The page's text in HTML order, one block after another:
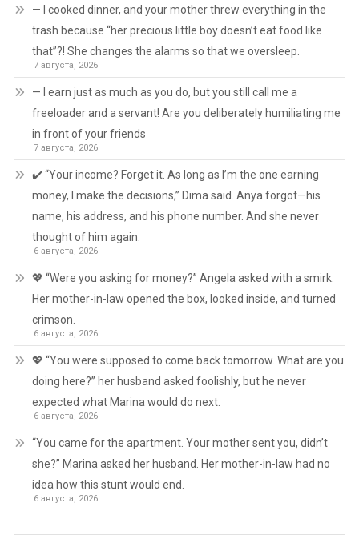
— I cooked dinner, and your mother threw everything in the
trash because “her precious little boy doesn’t eat food like
that”?! She changes the alarms so that we oversleep.
7 августа, 2026
— I earn just as much as you do, but you still call me a
freeloader and a servant! Are you deliberately humiliating me
in front of your friends
7 августа, 2026
✔️ “Your income? Forget it. As long as I’m the one earning
money, I make the decisions,” Dima said. Anya forgot—his
name, his address, and his phone number. And she never
thought of him again.
6 августа, 2026
💖 “Were you asking for money?” Angela asked with a smirk.
Her mother-in-law opened the box, looked inside, and turned
crimson.
6 августа, 2026
💖 “You were supposed to come back tomorrow. What are you
doing here?” her husband asked foolishly, but he never
expected what Marina would do next.
6 августа, 2026
“You came for the apartment. Your mother sent you, didn’t
she?” Marina asked her husband. Her mother-in-law had no
idea how this stunt would end.
6 августа, 2026